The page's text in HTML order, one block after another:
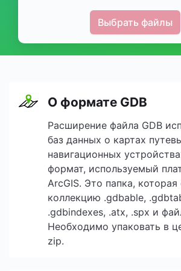
Выбрать файлы
О формате GDB
Расширение файла GDB
баз данных о картах
навигационных
формат, используемый
ArcGIS. Это папка,
коллекцию .gdbable,
.gdbindexes, .atx, .spx и
Необходимо упаковать в
zip.